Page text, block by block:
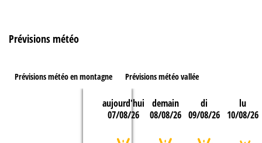
Prévisions météo
Prévisions météo en montagne Prévisions météo vallée
aujourd'hui
07/08/26
demain
08/08/26
di
09/08/26
lu
10/08/26